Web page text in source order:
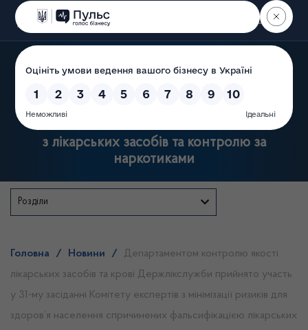
Пошук
Державна служба України
з лікарських засобів та контролю за
наркотиками
Розділи
Головна / Новини /
Департаментом контролю якості
лікарських засобів та крові Держлікслужби прийнято участь
у 31-му засіданні Комітету експертів з мінімізації ризиків для
здоров’я населення спричинених фальсифікацією лікарських